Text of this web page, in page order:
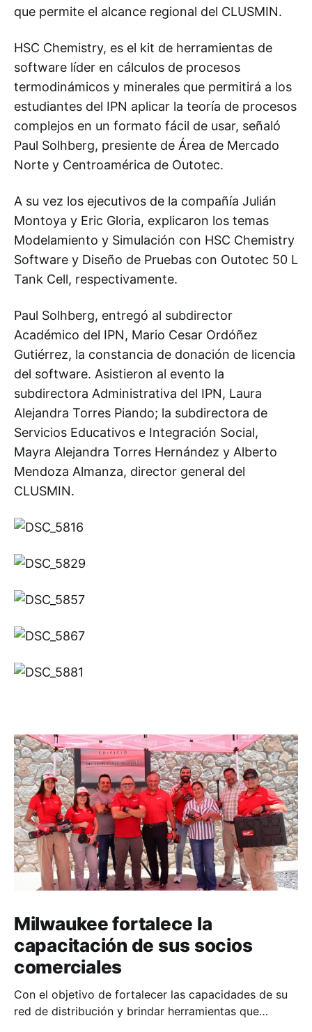
que permite el alcance regional del CLUSMIN.
HSC Chemistry, es el kit de herramientas de
software líder en cálculos de procesos
termodinámicos y minerales que permitirá a los
estudiantes del IPN aplicar la teoría de procesos
complejos en un formato fácil de usar, señaló
Paul Solhberg, presiente de Área de Mercado
Norte y Centroamérica de Outotec.
A su vez los ejecutivos de la compañía Julián
Montoya y Eric Gloria, explicaron los temas
Modelamiento y Simulación con HSC Chemistry
Software y Diseño de Pruebas con Outotec 50 L
Tank Cell, respectivamente.
Paul Solhberg, entregó al subdirector
Académico del IPN, Mario Cesar Ordóñez
Gutiérrez, la constancia de donación de licencia
del software. Asistieron al evento la
subdirectora Administrativa del IPN, Laura
Alejandra Torres Piando; la subdirectora de
Servicios Educativos e Integración Social,
Mayra Alejandra Torres Hernández y Alberto
Mendoza Almanza, director general del
CLUSMIN.
Milwaukee fortalece la
capacitación de sus socios
comerciales
Con el objetivo de fortalecer las capacidades de su
red de distribución y brindar herramientas que